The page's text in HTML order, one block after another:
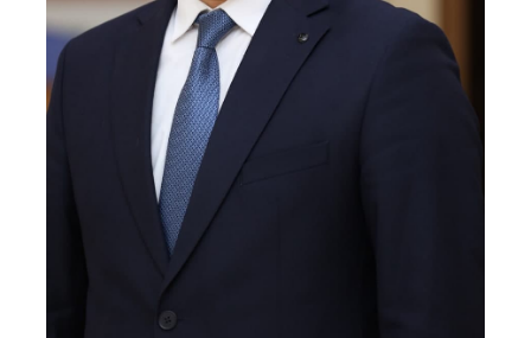
6. Онлайн-заявки (15)
8. Квота (бакалавриат) (1)
✉️ Написать администратору